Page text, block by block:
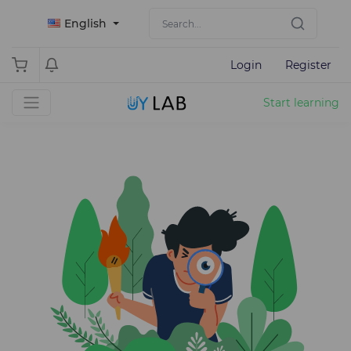
English
Login Register
Start learning